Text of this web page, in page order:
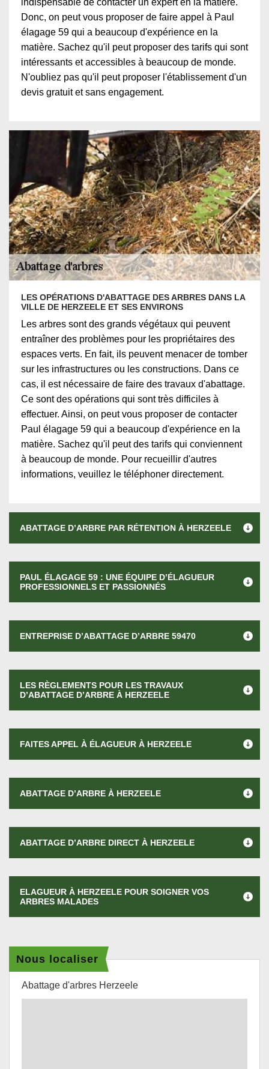
indispensable de contacter un expert en la matière.
Donc, on peut vous proposer de faire appel à Paul
élagage 59 qui a beaucoup d'expérience en la
matière. Sachez qu'il peut proposer des tarifs qui sont
intéressants et accessibles à beaucoup de monde.
N'oubliez pas qu'il peut proposer l'établissement d'un
devis gratuit et sans engagement.
LES OPÉRATIONS D'ABATTAGE DES ARBRES DANS LA
VILLE DE HERZEELE ET SES ENVIRONS
Les arbres sont des grands végétaux qui peuvent
entraîner des problèmes pour les propriétaires des
espaces verts. En fait, ils peuvent menacer de tomber
sur les infrastructures ou les constructions. Dans ce
cas, il est nécessaire de faire des travaux d'abattage.
Ce sont des opérations qui sont très difficiles à
effectuer. Ainsi, on peut vous proposer de contacter
Paul élagage 59 qui a beaucoup d'expérience en la
matière. Sachez qu'il peut des tarifs qui conviennent
à beaucoup de monde. Pour recueillir d'autres
informations, veuillez le téléphoner directement.
ABATTAGE D’ARBRE PAR RÉTENTION À HERZEELE
PAUL ÉLAGAGE 59 : UNE ÉQUIPE D’ÉLAGUEUR
PROFESSIONNELS ET PASSIONNÉS
ENTREPRISE D’ABATTAGE D’ARBRE 59470
LES RÈGLEMENTS POUR LES TRAVAUX
D’ABATTAGE D’ARBRE À HERZEELE
FAITES APPEL À ÉLAGUEUR À HERZEELE
ABATTAGE D’ARBRE À HERZEELE
ABATTAGE D’ARBRE DIRECT À HERZEELE
ELAGUEUR À HERZEELE POUR SOIGNER VOS
ARBRES MALADES
Nous localiser
Abattage d'arbres Herzeele